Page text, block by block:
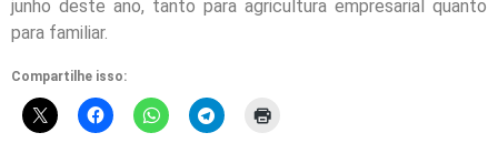
junho deste ano, tanto para agricultura empresarial quanto
para familiar.
Compartilhe isso: